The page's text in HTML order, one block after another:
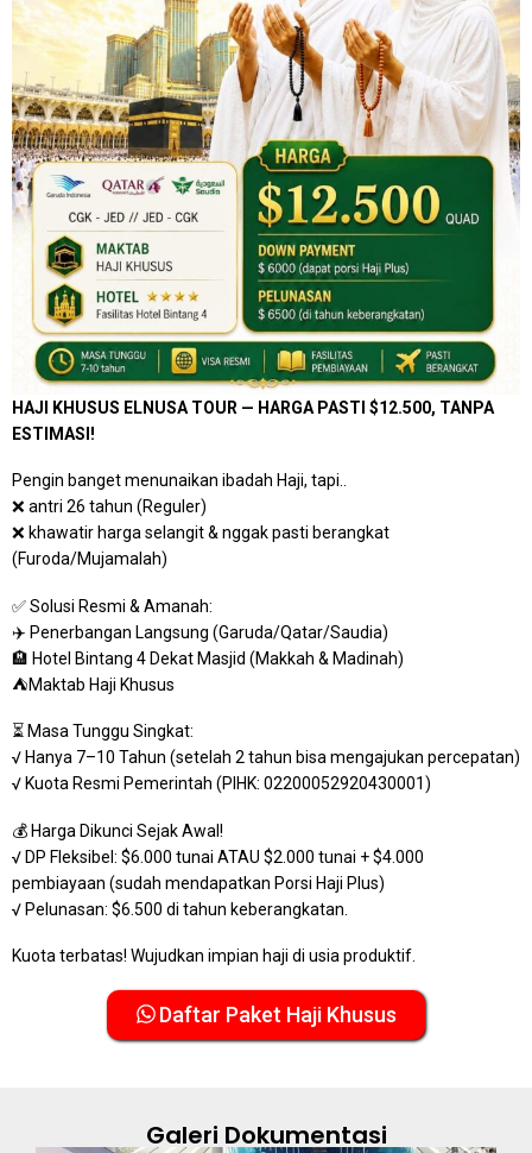
HAJI KHUSUS ELNUSA TOUR — HARGA PASTI $12.500, TANPA
ESTIMASI!
Pengin banget menunaikan ibadah Haji, tapi..
❌ antri 26 tahun (Reguler)
❌ khawatir harga selangit & nggak pasti berangkat
(Furoda/Mujamalah)
✅ Solusi Resmi & Amanah:
✈️ Penerbangan Langsung (Garuda/Qatar/Saudia)
🏨 Hotel Bintang 4 Dekat Masjid (Makkah & Madinah)
⛺Maktab Haji Khusus
⏳ Masa Tunggu Singkat:
√ Hanya 7–10 Tahun (setelah 2 tahun bisa mengajukan percepatan)
√ Kuota Resmi Pemerintah (PIHK: 02200052920430001)
💰 Harga Dikunci Sejak Awal!
√ DP Fleksibel: $6.000 tunai ATAU $2.000 tunai + $4.000
pembiayaan (sudah mendapatkan Porsi Haji Plus)
√ Pelunasan: $6.500 di tahun keberangkatan.
Kuota terbatas! Wujudkan impian haji di usia produktif.
Daftar Paket Haji Khusus
Galeri Dokumentasi